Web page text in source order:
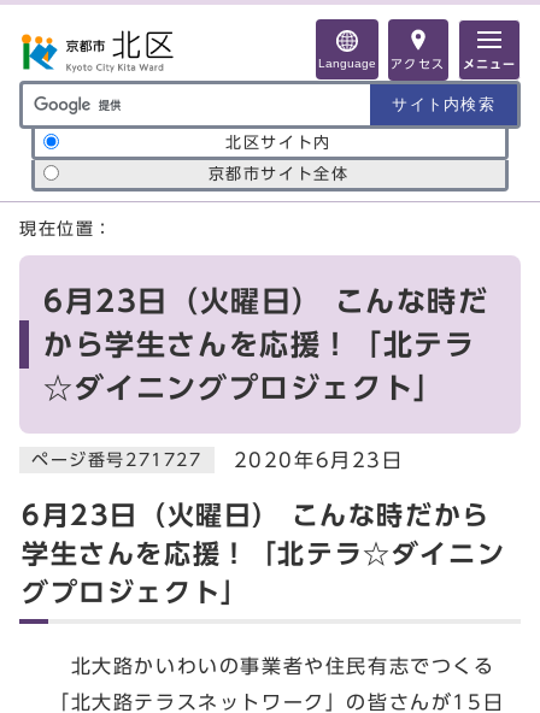
Language アクセス メニュー
サイト内検索の範囲
北区サイト内
京都市サイト全体
ここから本文です
現在位置：
6月23日（火曜日） こんな時だ
から学生さんを応援！「北テラ
☆ダイニングプロジェクト」
ページ番号271727 2020年6月23日
6月23日（火曜日） こんな時だから
学生さんを応援！「北テラ☆ダイニン
グプロジェクト」
北大路かいわいの事業者や住民有志でつくる
「北大路テラスネットワーク」の皆さんが15日